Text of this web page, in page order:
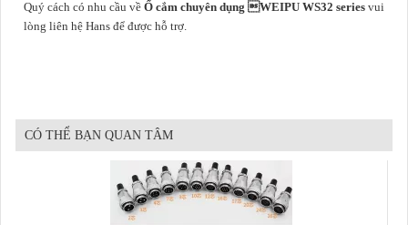
Quý cách có nhu cầu về Ổ cắm chuyên dụng WEIPU WS32 series vui
lòng liên hệ Hans để được hỗ trợ.
CÓ THỂ BẠN QUAN TÂM